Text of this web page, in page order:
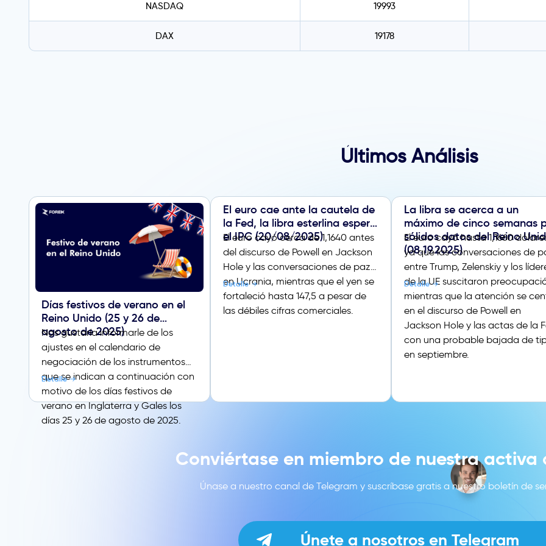
NASDAQ 19993
DAX 19178
Últimos Análisis
Días festivos de verano en el
Reino Unido (25 y 26 de
agosto de 2025)
Nos gustaría informarle de los
ajustes en el calendario de
negociación de los instrumentos
que se indican a continuación con
motivo de los días festivos de
verano en Inglaterra y Gales los
días 25 y 26 de agosto de 2025.
Detalle
El euro cae ante la cautela de
la Fed, la libra esterlina espera
el IPC (20/08/2025)
El euro cayó cerca de 1,1640 antes
del discurso de Powell en Jackson
Hole y las conversaciones de paz
en Ucrania, mientras que el yen se
fortaleció hasta 147,5 a pesar de
las débiles cifras comerciales.
Detalle
La libra se acerca a un
máximo de cinco semanas
sólidos datos del Reino
(08.19.2025)
El euro cayó hasta 1,1660
ya que las conversaciones de
entre Trump, Zelenskiy y los
de la UE suscitaron
mientras que la atención se
en el discurso de Powell en
Jackson Hole y las actas de la
con una probable bajada de
en septiembre.
Detalle
Conviértase en miembro de nuestra activa
Únase a nuestro canal de Telegram y suscríbase gratis a nuestro boletín de
Únete a nosotros en Telegram